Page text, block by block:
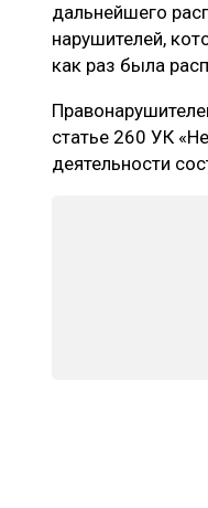
дальнейшего
нарушителей,
как раз была
статье 260 УК
деятельности